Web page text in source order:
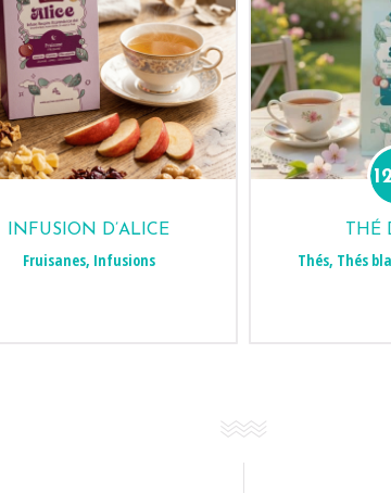
INFUSION D’ALICE
Fruisanes, Infusions
12
THÉ
Thés, Thés